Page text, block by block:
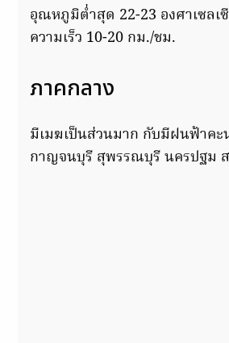
อุณหภูมิต่ำสุด 22-23 องศาเซลเ
ความเร็ว 10-20 กม./ชม.
ภาคกลาง
มีเมฆเป็นส่วนมาก กับมีฝนฟ้าคะ
กาญจนบุรี สุพรรณบุรี นครปฐม